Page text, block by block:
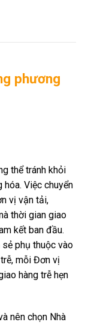
phương
thể tránh khỏi
Việc chuyển
vị vận tải,
thời gian giao
kết ban đầu.
phụ thuộc vào
mỗi Đơn vị
hàng trễ hẹn
nên chọn Nhà